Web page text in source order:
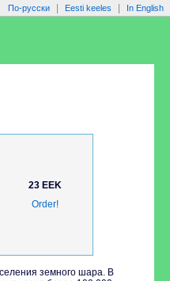
По-русски Eesti keeles In English
23 EEK
Order!
земного шара. В